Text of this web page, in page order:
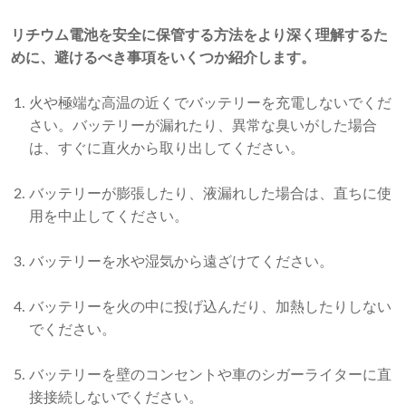
リチウム電池を安全に保管する方法をより深く理解するた
めに、避けるべき事項をいくつか紹介します。
火や極端な高温の近くでバッテリーを充電しないでくだ
さい。バッテリーが漏れたり、異常な臭いがした場合
は、すぐに直火から取り出してください。
バッテリーが膨張したり、液漏れした場合は、直ちに使
用を中止してください。
バッテリーを水や湿気から遠ざけてください。
バッテリーを火の中に投げ込んだり、加熱したりしない
でください。
バッテリーを壁のコンセントや車のシガーライターに直
接接続しないでください。